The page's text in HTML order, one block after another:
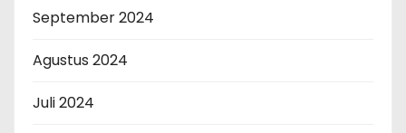
September 2024
Agustus 2024
Juli 2024